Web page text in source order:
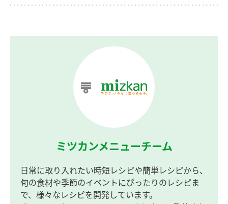
ミツカンメニューチーム
日常に取り入れたい時短レシピや簡単レシピから、
旬の食材や季節のイベントにぴったりのレシピま
で、様々なレシピを開発しています。